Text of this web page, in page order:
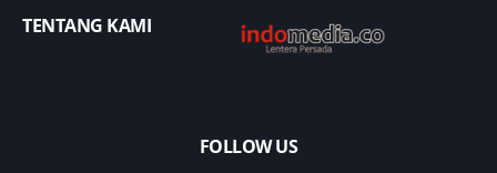
TENTANG KAMI
FOLLOW US